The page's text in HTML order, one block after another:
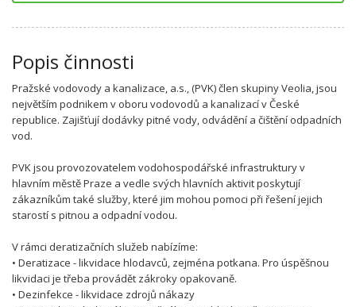
Popis činnosti
Pražské vodovody a kanalizace, a.s., (PVK) člen skupiny Veolia, jsou
největším podnikem v oboru vodovodů a kanalizací v České
republice. Zajišťují dodávky pitné vody, odvádění a čištění odpadních
vod.
PVK jsou provozovatelem vodohospodářské infrastruktury v
hlavním městě Praze a vedle svých hlavních aktivit poskytují
zákazníkům také služby, které jim mohou pomoci při řešení jejich
starostí s pitnou a odpadní vodou.
V rámci deratizačních služeb nabízíme:
• Deratizace - likvidace hlodavců, zejména potkana. Pro úspěšnou
likvidaci je třeba provádět zákroky opakovaně.
• Dezinfekce - likvidace zdrojů nákazy